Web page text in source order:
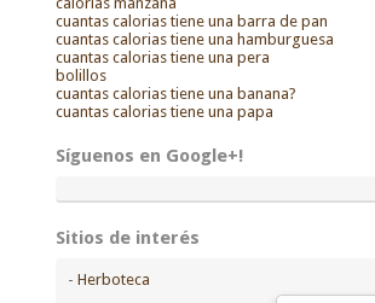
cuantas calorias tiene una barra de pan
cuantas calorias tiene una hamburguesa
cuantas calorias tiene una pera
bolillos
cuantas calorias tiene una banana?
cuantas calorias tiene una papa
Síguenos en Google+!
Sitios de interés
- Herboteca